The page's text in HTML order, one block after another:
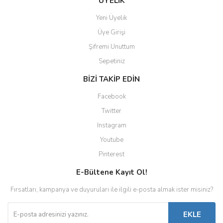
Yeni Üyelik
Üye Girişi
Şifremi Unuttum
Sepetiniz
BİZİ TAKİP EDİN
Facebook
Twitter
Instagram
Youtube
Pinterest
E-Bültene Kayıt Ol!
Fırsatları, kampanya ve duyuruları ile ilgili e-posta almak ister misiniz?
EKLE